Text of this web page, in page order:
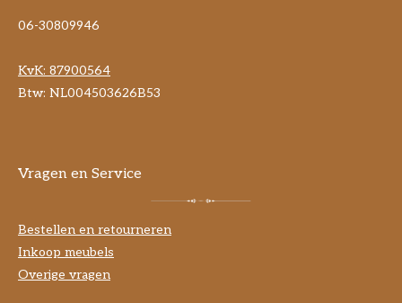
06-30809946
KvK: 87900564
Btw: NL004503626B53
Vragen en Service
Bestellen en retourneren
Inkoop meubels
Overige vragen